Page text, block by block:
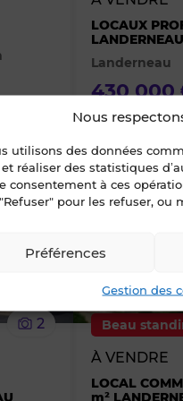
Nous
utilisons des données
réaliser des statistiques
consentement à ces
pour les refuser, ou
Préférences
Gestion des
favoris
LOCAUX
LANDERNEAU
Landerneau
430 000
*droits
Ajouter
supprimer
2
Beau
À VENDRE
LOCAL
m²